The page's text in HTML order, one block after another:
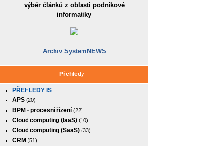
výběr článků z oblasti podnikové
informatiky
Archiv SystemNEWS
Přehledy
PŘEHLEDY IS
APS (20)
BPM - procesní řízení (22)
Cloud computing (IaaS) (10)
Cloud computing (SaaS) (33)
CRM (51)